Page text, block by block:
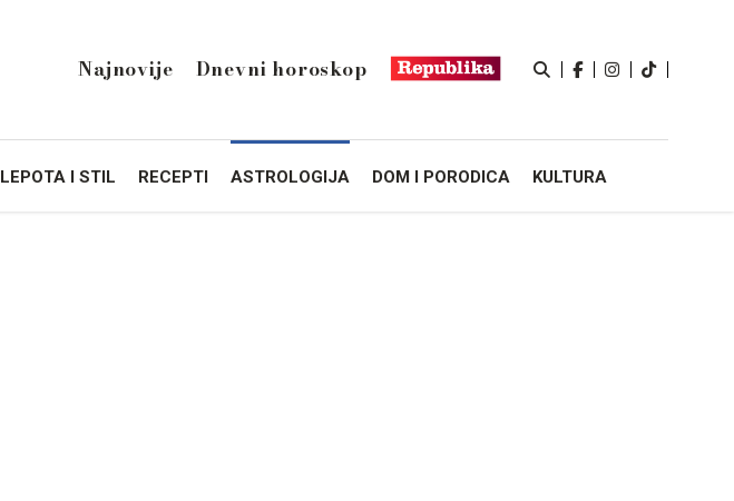
Najnovije Dnevni horoskop
LEPOTA I STIL RECEPTI ASTROLOGIJA DOM I PORODICA KULTURA